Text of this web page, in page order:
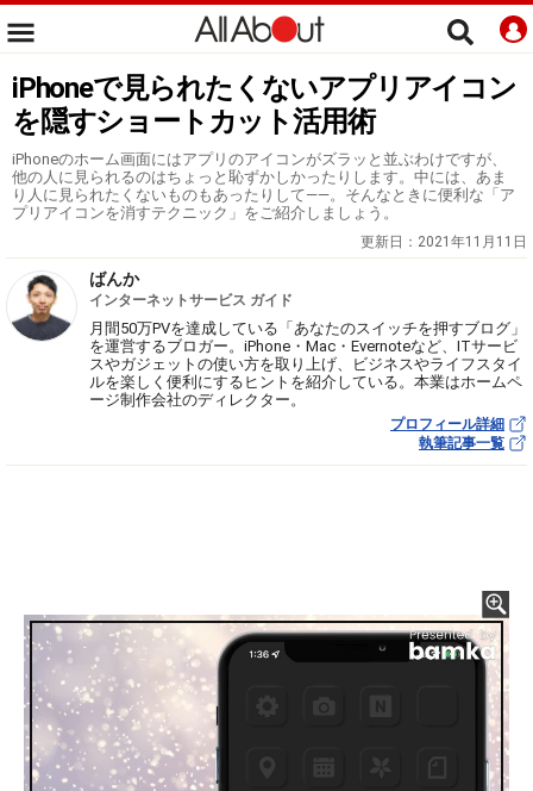
iPhoneで見られたくないアプリアイコン
を隠すショートカット活用術
iPhoneのホーム画面にはアプリのアイコンがズラッと並ぶわけですが、
他の人に見られるのはちょっと恥ずかしかったりします。中には、あま
り人に見られたくないものもあったりして――。そんなときに便利な「ア
プリアイコンを消すテクニック」をご紹介しましょう。
更新日： 2021年11月11日
ばんか
インターネットサービス ガイド
月間50万PVを達成している「あなたのスイッチを押すブログ」
を運営するブロガー。iPhone・Mac・Evernoteなど、ITサービ
スやガジェットの使い方を取り上げ、ビジネスやライフスタイ
ルを楽しく便利にするヒントを紹介している。本業はホームペ
ージ制作会社のディレクター。
プロフィール詳細
執筆記事一覧